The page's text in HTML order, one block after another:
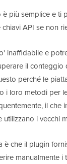
più semplice e ti
API se non
inaffidabile e
il conteggio
perché le
i loro metodi per
il che
utilizzano i vecchi
è che il plugin
manualmente i